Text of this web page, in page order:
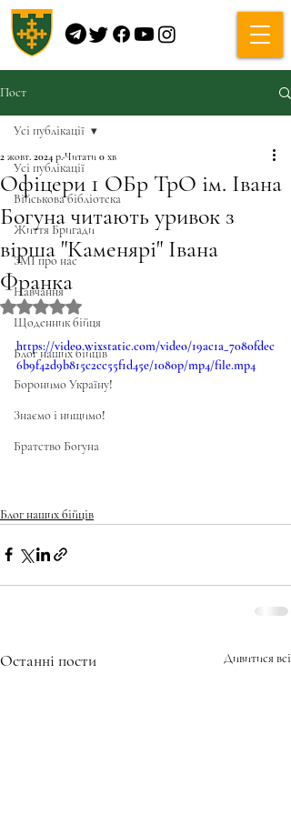
Пост
Усі публікації
Військова бібліотека
Життя Бригади
ЗМІ про нас
Навчання
Щоденник бійця
Блог наших бійців
Боронимо Україну!
Знаємо і нищимо!
Братство Богуна
Усі публікації
Офіцери 1 ОБр ТрО ім. Івана
Богуна читають уривок з
вірша "Каменярі" Івана
Франка
2 жовт. 2024 р.Читати 0 хв
Оцінка: NaN з 5 зірок.
https://video.wixstatic.com/video/19ac1a_7080fdec
6b9f42d9b815c2cc55f1d45e/1080p/mp4/file.mp4
Блог наших бійців
Останні пости Дивитися всі